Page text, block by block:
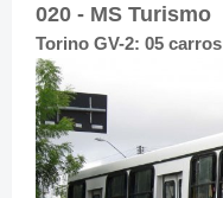
020 - MS Turismo
Torino GV-2: 05 carros